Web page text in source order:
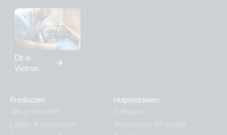
Dit is
Victron
Producten
Alle producten
Laden & omvormen
Hulpmiddelen
Software
Technische informatie